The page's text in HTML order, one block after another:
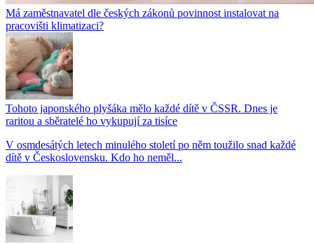
Má zaměstnavatel dle českých zákonů povinnost instalovat na
pracovišti klimatizaci?
Tohoto japonského plyšáka mělo každé dítě v ČSSR. Dnes je
raritou a sběratelé ho vykupují za tisíce
V osmdesátých letech minulého století po něm toužilo snad každé
dítě v Československu. Kdo ho neměl...